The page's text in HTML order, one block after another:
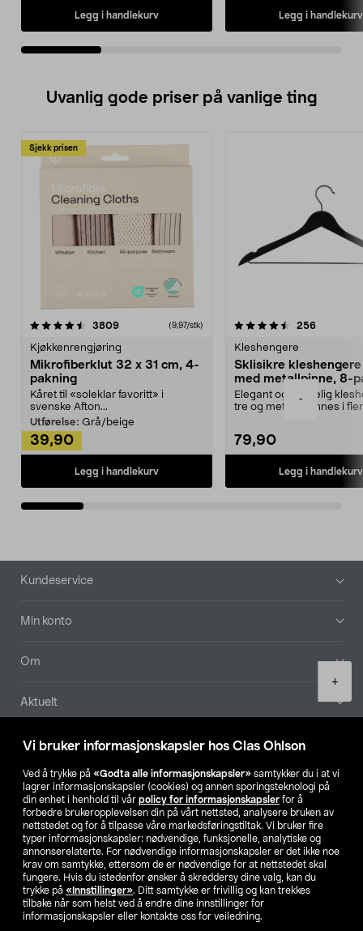
Vi bruker informasjonskapsler hos Clas Ohlson
Ved å trykke på «Godta alle informasjonskapsler» samtykker du i at vi
lagrer informasjonskapsler (cookies) og annen sporingsteknologi på
din enhet i henhold til vår policy for informasjonskapsler for å
forbedre brukeropplevelsen din på vårt nettsted, analysere bruken av
nettstedet og for å tilpasse våre markedsføringstiltak. Vi bruker fire
typer informasjonskapsler: nødvendige, funksjonelle, analytiske og
annonserelaterte. For nødvendige informasjonskapsler er det ikke noe
krav om samtykke, ettersom de er nødvendige for at nettstedet skal
fungere. Hvis du istedenfor ønsker å skreddersy dine valg, kan du
trykke på «Innstillinger». Ditt samtykke er frivillig og kan trekkes
tilbake når som helst ved å endre dine innstillinger for
informasjonskapsler eller kontakte oss for veiledning.
-
+
Legg i handlekurv Legg i handlekurv
Uvanlig gode priser på vanlige ting
Sjekk prisen
3809anmeldelser(9,97/stk)
Kjøkkenrengjøring
Mikrofiberklut 32 x 31 cm, 4-
pakning
Kåret til «soleklar favoritt» i
svenske Afton...
Utførelse: Grå/beige
39,90
Legg i handlekurv
4.5av 5 stjerner 256
Kleshengere
Sklisikre
med metallpinne, 8-
Elegant og skikkelig
tre og metall – finnes i
79,90
Legg i handlekurv
4.5av 5 stjerner
Bunntekst
Kundeservice
Min konto
Om
Aktuelt
Våre selskaper
Finn din butikk
SE NO FI